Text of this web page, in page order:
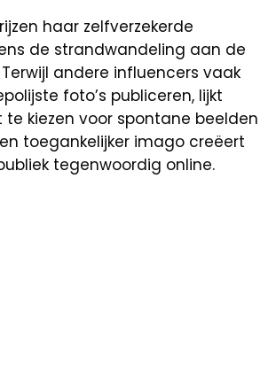
haar zelfverzekerde
de strandwandeling aan de
andere influencers vaak
foto’s publiceren, lijkt
te kiezen voor spontane beelden
toegankelijker imago creëert
tegenwoordig online.